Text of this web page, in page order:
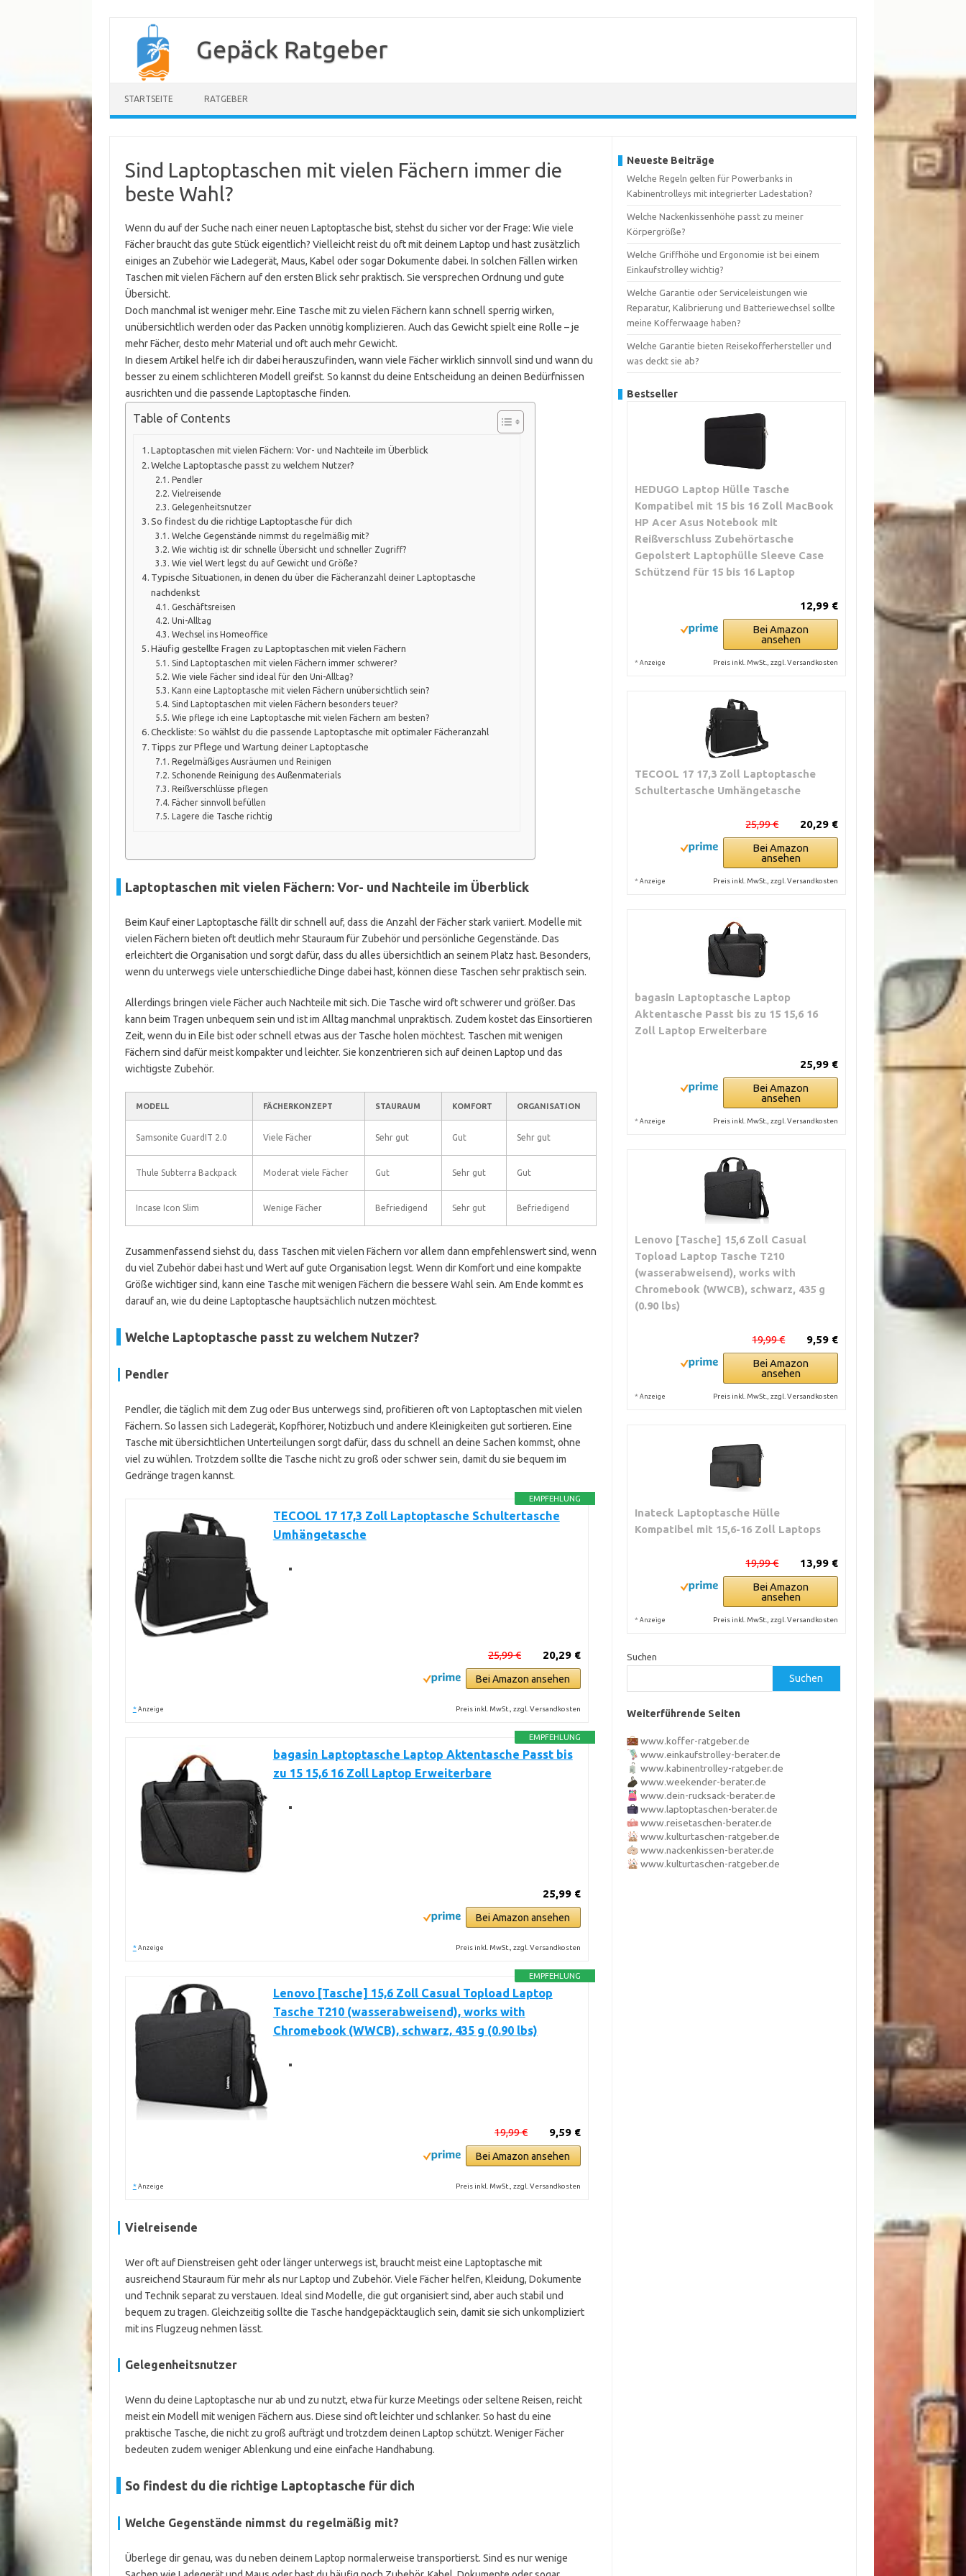
springen
Gepäck Ratgeber
STARTSEITE RATGEBER
Sind Laptoptaschen mit vielen Fächern immer die
beste Wahl?
Wenn du auf der Suche nach einer neuen Laptoptasche bist, stehst du sicher vor der Frage: Wie viele
Fächer braucht das gute Stück eigentlich? Vielleicht reist du oft mit deinem Laptop und hast zusätzlich
einiges an Zubehör wie Ladegerät, Maus, Kabel oder sogar Dokumente dabei. In solchen Fällen wirken
Taschen mit vielen Fächern auf den ersten Blick sehr praktisch. Sie versprechen Ordnung und gute
Übersicht.
Doch manchmal ist weniger mehr. Eine Tasche mit zu vielen Fächern kann schnell sperrig wirken,
unübersichtlich werden oder das Packen unnötig komplizieren. Auch das Gewicht spielt eine Rolle – je
mehr Fächer, desto mehr Material und oft auch mehr Gewicht.
In diesem Artikel helfe ich dir dabei herauszufinden, wann viele Fächer wirklich sinnvoll sind und wann du
besser zu einem schlichteren Modell greifst. So kannst du deine Entscheidung an deinen Bedürfnissen
ausrichten und die passende Laptoptasche finden.
Table of Contents
Laptoptaschen mit vielen Fächern: Vor- und Nachteile im Überblick
Welche Laptoptasche passt zu welchem Nutzer?
Pendler
Vielreisende
Gelegenheitsnutzer
So findest du die richtige Laptoptasche für dich
Welche Gegenstände nimmst du regelmäßig mit?
Wie wichtig ist dir schnelle Übersicht und schneller Zugriff?
Wie viel Wert legst du auf Gewicht und Größe?
Typische Situationen, in denen du über die Fächeranzahl deiner Laptoptasche
nachdenkst
Geschäftsreisen
Uni-Alltag
Wechsel ins Homeoffice
Häufig gestellte Fragen zu Laptoptaschen mit vielen Fächern
Sind Laptoptaschen mit vielen Fächern immer schwerer?
Wie viele Fächer sind ideal für den Uni-Alltag?
Kann eine Laptoptasche mit vielen Fächern unübersichtlich sein?
Sind Laptoptaschen mit vielen Fächern besonders teuer?
Wie pflege ich eine Laptoptasche mit vielen Fächern am besten?
Checkliste: So wählst du die passende Laptoptasche mit optimaler Fächeranzahl
Tipps zur Pflege und Wartung deiner Laptoptasche
Regelmäßiges Ausräumen und Reinigen
Schonende Reinigung des Außenmaterials
Reißverschlüsse pflegen
Fächer sinnvoll befüllen
Lagere die Tasche richtig
Laptoptaschen mit vielen Fächern: Vor- und Nachteile im Überblick
Beim Kauf einer Laptoptasche fällt dir schnell auf, dass die Anzahl der Fächer stark variiert. Modelle mit
vielen Fächern bieten oft deutlich mehr Stauraum für Zubehör und persönliche Gegenstände. Das
erleichtert die Organisation und sorgt dafür, dass du alles übersichtlich an seinem Platz hast. Besonders,
wenn du unterwegs viele unterschiedliche Dinge dabei hast, können diese Taschen sehr praktisch sein.
Allerdings bringen viele Fächer auch Nachteile mit sich. Die Tasche wird oft schwerer und größer. Das
kann beim Tragen unbequem sein und ist im Alltag manchmal unpraktisch. Zudem kostet das Einsortieren
Zeit, wenn du in Eile bist oder schnell etwas aus der Tasche holen möchtest. Taschen mit wenigen
Fächern sind dafür meist kompakter und leichter. Sie konzentrieren sich auf deinen Laptop und das
wichtigste Zubehör.
MODELL FÄCHERKONZEPT STAURAUM KOMFORT ORGANISATION
Samsonite GuardIT 2.0 Viele Fächer Sehr gut Gut Sehr gut
Thule Subterra Backpack Moderat viele Fächer Gut Sehr gut Gut
Incase Icon Slim Wenige Fächer Befriedigend Sehr gut Befriedigend
Zusammenfassend siehst du, dass Taschen mit vielen Fächern vor allem dann empfehlenswert sind, wenn
du viel Zubehör dabei hast und Wert auf gute Organisation legst. Wenn dir Komfort und eine kompakte
Größe wichtiger sind, kann eine Tasche mit wenigen Fächern die bessere Wahl sein. Am Ende kommt es
darauf an, wie du deine Laptoptasche hauptsächlich nutzen möchtest.
Welche Laptoptasche passt zu welchem Nutzer?
Pendler
Pendler, die täglich mit dem Zug oder Bus unterwegs sind, profitieren oft von Laptoptaschen mit vielen
Fächern. So lassen sich Ladegerät, Kopfhörer, Notizbuch und andere Kleinigkeiten gut sortieren. Eine
Tasche mit übersichtlichen Unterteilungen sorgt dafür, dass du schnell an deine Sachen kommst, ohne
viel zu wühlen. Trotzdem sollte die Tasche nicht zu groß oder schwer sein, damit du sie bequem im
Gedränge tragen kannst.
EMPFEHLUNG
TECOOL 17 17,3 Zoll Laptoptasche Schultertasche
Umhängetasche
20,29 €
25,99 €
Bei Amazon ansehen
* Anzeige Preis inkl. MwSt., zzgl. Versandkosten
EMPFEHLUNG
bagasin Laptoptasche Laptop Aktentasche Passt bis
zu 15 15,6 16 Zoll Laptop Erweiterbare
25,99 €
Bei Amazon ansehen
* Anzeige Preis inkl. MwSt., zzgl. Versandkosten
EMPFEHLUNG
Lenovo [Tasche] 15,6 Zoll Casual Topload Laptop
Tasche T210 (wasserabweisend), works with
Chromebook (WWCB), schwarz, 435 g (0.90 lbs)
9,59 €
19,99 €
Bei Amazon ansehen
* Anzeige Preis inkl. MwSt., zzgl. Versandkosten
Vielreisende
Wer oft auf Dienstreisen geht oder länger unterwegs ist, braucht meist eine Laptoptasche mit
ausreichend Stauraum für mehr als nur Laptop und Zubehör. Viele Fächer helfen, Kleidung, Dokumente
und Technik separat zu verstauen. Ideal sind Modelle, die gut organisiert sind, aber auch stabil und
bequem zu tragen. Gleichzeitig sollte die Tasche handgepäcktauglich sein, damit sie sich unkompliziert
mit ins Flugzeug nehmen lässt.
Gelegenheitsnutzer
Wenn du deine Laptoptasche nur ab und zu nutzt, etwa für kurze Meetings oder seltene Reisen, reicht
meist ein Modell mit wenigen Fächern aus. Diese sind oft leichter und schlanker. So hast du eine
praktische Tasche, die nicht zu groß aufträgt und trotzdem deinen Laptop schützt. Weniger Fächer
bedeuten zudem weniger Ablenkung und eine einfache Handhabung.
So findest du die richtige Laptoptasche für dich
Welche Gegenstände nimmst du regelmäßig mit?
Überlege dir genau, was du neben deinem Laptop normalerweise transportierst. Sind es nur wenige
Neueste Beiträge
Welche Regeln gelten für Powerbanks in
Kabinentrolleys mit integrierter Ladestation?
Welche Nackenkissenhöhe passt zu meiner
Körpergröße?
Welche Griffhöhe und Ergonomie ist bei einem
Einkaufstrolley wichtig?
Welche Garantie oder Serviceleistungen wie
Reparatur, Kalibrierung und Batteriewechsel sollte
meine Kofferwaage haben?
Welche Garantie bieten Reisekofferhersteller und
was deckt sie ab?
Bestseller
HEDUGO Laptop Hülle Tasche
Kompatibel mit 15 bis 16 Zoll MacBook
HP Acer Asus Notebook mit
Reißverschluss Zubehörtasche
Gepolstert Laptophülle Sleeve Case
Schützend für 15 bis 16 Laptop
12,99 €
Bei Amazon
ansehen
* Anzeige Preis inkl. MwSt., zzgl. Versandkosten
TECOOL 17 17,3 Zoll Laptoptasche
Schultertasche Umhängetasche
20,29 €
25,99 €
Bei Amazon
ansehen
* Anzeige Preis inkl. MwSt., zzgl. Versandkosten
bagasin Laptoptasche Laptop
Aktentasche Passt bis zu 15 15,6 16
Zoll Laptop Erweiterbare
25,99 €
Bei Amazon
ansehen
* Anzeige Preis inkl. MwSt., zzgl. Versandkosten
Lenovo [Tasche] 15,6 Zoll Casual
Topload Laptop Tasche T210
(wasserabweisend), works with
Chromebook (WWCB), schwarz, 435 g
(0.90 lbs)
9,59 €
19,99 €
Bei Amazon
ansehen
* Anzeige Preis inkl. MwSt., zzgl. Versandkosten
Inateck Laptoptasche Hülle
Kompatibel mit 15,6-16 Zoll Laptops
13,99 €
19,99 €
Bei Amazon
ansehen
* Anzeige Preis inkl. MwSt., zzgl. Versandkosten
Suchen
Suchen
Weiterführende Seiten
www.koffer-ratgeber.de
www.einkaufstrolley-berater.de
www.kabinentrolley-ratgeber.de
www.weekender-berater.de
www.dein-rucksack-berater.de
www.laptoptaschen-berater.de
www.reisetaschen-berater.de
www.kulturtaschen-ratgeber.de
www.nackenkissen-berater.de
www.kulturtaschen-ratgeber.de